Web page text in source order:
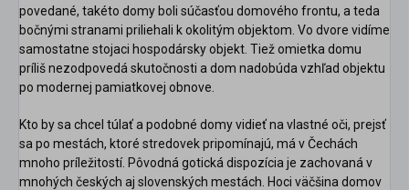
povedané, takéto domy boli súčasťou domového frontu, a teda
bočnými stranami priliehali k okolitým objektom. Vo dvore vidíme
samostatne stojaci hospodársky objekt. Tiež omietka domu
príliš nezodpovedá skutočnosti a dom nadobúda vzhľad objektu
po modernej pamiatkovej obnove.
Kto by sa chcel túlať a podobné domy vidieť na vlastné oči, prejsť
sa po mestách, ktoré stredovek pripomínajú, má v Čechách
mnoho príležitostí. Pôvodná gotická dispozícia je zachovaná v
mnohých českých aj slovenských mestách. Hoci väčšina domov